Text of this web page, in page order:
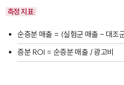
측정 지표:
순증분 매출 = (실험군 매출 - 대조
증분 ROI = 순증분 매출 / 광고비